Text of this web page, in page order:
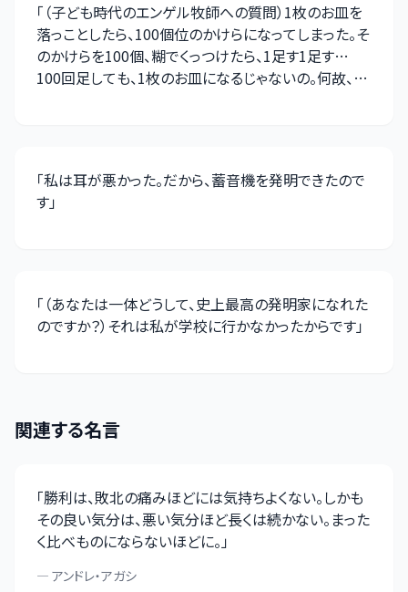
「 （子ども時代のエンゲル牧師への質問）1枚のお皿を
落っことしたら、100個位のかけらになってしまった。そ
のかけらを100個、糊でくっつけたら、1足す1足す…
100回足しても、1枚のお皿になるじゃないの。何故、1
「私は耳が悪かった。だから、蓄音機を発明できたので
す」
「 （あなたは一体どうして、史上最高の発明家になれた
のですか？）それは私が学校に行かなかったからです」
関連する名言
「勝利は、敗北の痛みほどには気持ちよくない。しかも
その良い気分は、悪い気分ほど長くは続かない。まった
く比べものにならないほどに。」
— アンドレ・アガシ